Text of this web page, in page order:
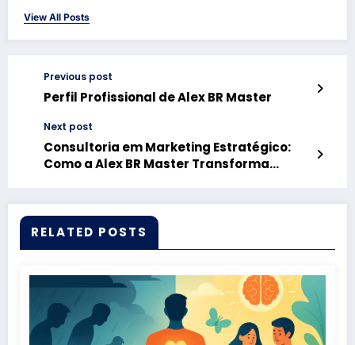
View All Posts
Previous post
Perfil Profissional de Alex BR Master
Next post
Consultoria em Marketing Estratégico:
Como a Alex BR Master Transforma
RELATED POSTS